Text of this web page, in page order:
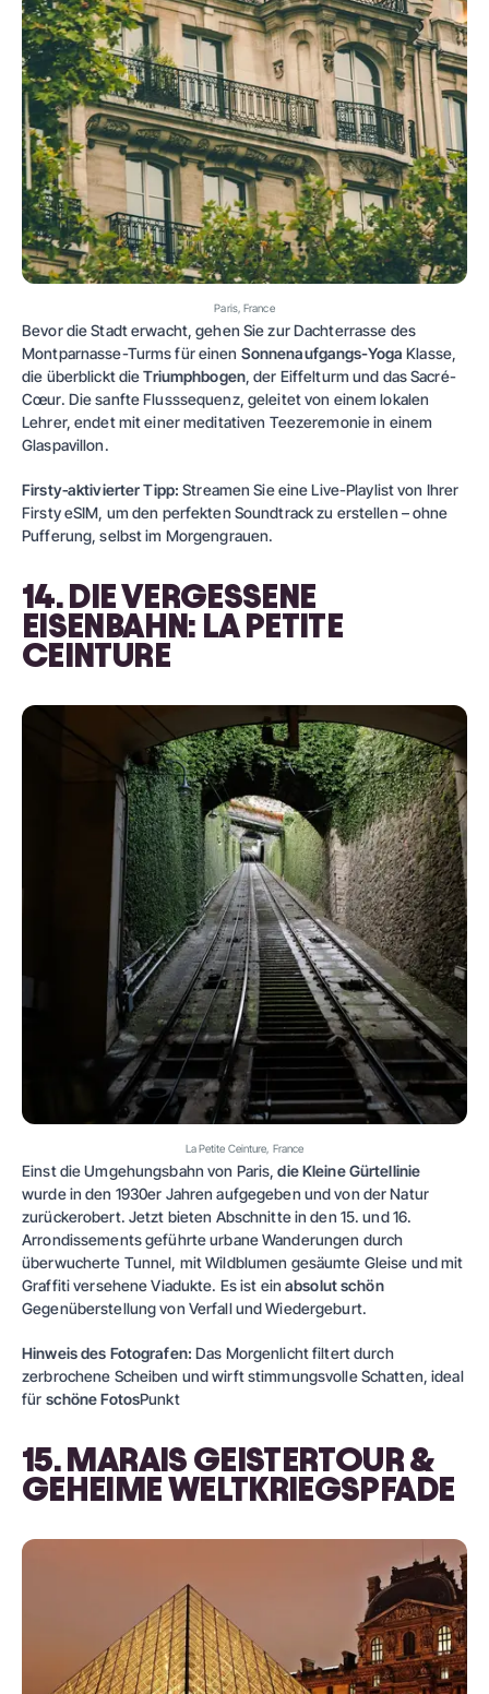
Paris, France
Bevor die Stadt erwacht, gehen Sie zur Dachterrasse des
Montparnasse-Turms für einen Sonnenaufgangs-Yoga Klasse,
die überblickt dieTriumphbogen, der Eiffelturm und das Sacré-
Cœur. Die sanfte Flusssequenz, geleitet von einem lokalen
Lehrer, endet mit einer meditativen Teezeremonie in einem
Glaspavillon.
Firsty‑aktivierter Tipp: Streamen Sie eine Live-Playlist von Ihrer
Firsty eSIM, um den perfekten Soundtrack zu erstellen – ohne
Pufferung, selbst im Morgengrauen.
14. DIE VERGESSENE
EISENBAHN: LA PETITE
CEINTURE
La Petite Ceinture, France
Einst die Umgehungsbahn von Paris,die Kleine Gürtellinie
wurde in den 1930er Jahren aufgegeben und von der Natur
zurückerobert. Jetzt bieten Abschnitte in den 15. und 16.
Arrondissements geführte urbane Wanderungen durch
überwucherte Tunnel, mit Wildblumen gesäumte Gleise und mit
Graffiti versehene Viadukte. Es ist einabsolut schön
Gegenüberstellung von Verfall und Wiedergeburt.
Hinweis des Fotografen: Das Morgenlicht filtert durch
zerbrochene Scheiben und wirft stimmungsvolle Schatten, ideal
für schöne FotosPunkt
15. MARAIS GEISTERTOUR &
GEHEIME WELTKRIEGSPFADE